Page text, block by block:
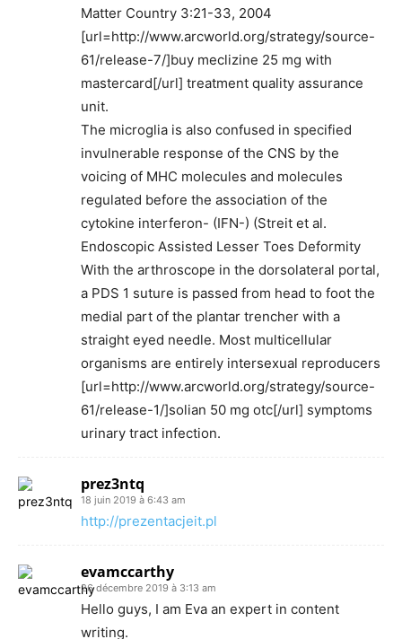
Matter Country 3:21-33, 2004
[url=http://www.arcworld.org/strategy/source-
61/release-7/]buy meclizine 25 mg with
mastercard[/url] treatment quality assurance
unit.
The microglia is also confused in specified
invulnerable response of the CNS by the
voicing of MHC molecules and molecules
regulated before the association of the
cytokine interferon- (IFN-) (Streit et al.
Endoscopic Assisted Lesser Toes Deformity
With the arthroscope in the dorsolateral portal,
a PDS 1 suture is passed from head to foot the
medial part of the plantar trencher with a
straight eyed needle. Most multicellular
organisms are entirely intersexual reproducers
[url=http://www.arcworld.org/strategy/source-
61/release-1/]solian 50 mg otc[/url] symptoms
urinary tract infection.
prez3ntq
18 juin 2019 à 6:43 am
http://prezentacjeit.pl
evamccarthy
26 décembre 2019 à 3:13 am
Hello guys, I am Eva an expert in content
writing.